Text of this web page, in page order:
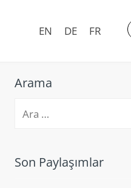
EN DE FR
Arama
Son Paylaşımlar